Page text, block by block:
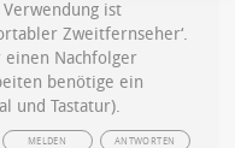
ist
Zweitfernseher‘.
einen Nachfolger
benötige ein
und Tastatur).
ANTWORTEN
MELDEN